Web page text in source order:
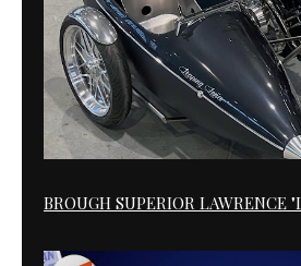
BROUGH SUPERIOR LAWRENCE